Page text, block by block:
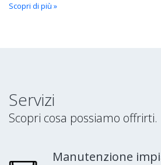
Scopri di più »
Servizi
Scopri cosa possiamo offrirti.
Manutenzione